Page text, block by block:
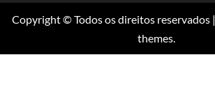
Copyright © Todos os direitos reservados |
themes.